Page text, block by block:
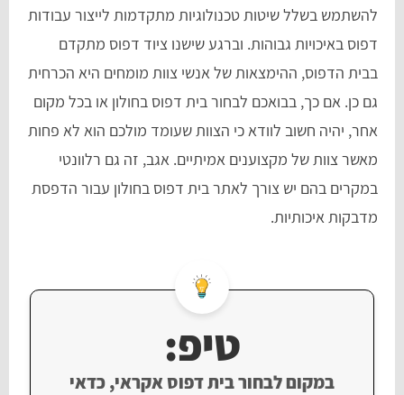
להשתמש בשלל שיטות טכנולוגיות מתקדמות לייצור עבודות
דפוס באיכויות גבוהות. וברגע שישנו ציוד דפוס מתקדם
בבית הדפוס, ההימצאות של אנשי צוות מומחים היא הכרחית
גם כן. אם כך, בבואכם לבחור בית דפוס בחולון או בכל מקום
אחר, יהיה חשוב לוודא כי הצוות שעומד מולכם הוא לא פחות
מאשר צוות של מקצוענים אמיתיים. אגב, זה גם רלוונטי
במקרים בהם יש צורך לאתר בית דפוס בחולון עבור הדפסת
מדבקות איכותיות.
טיפ:
במקום לבחור בית דפוס אקראי, כדאי